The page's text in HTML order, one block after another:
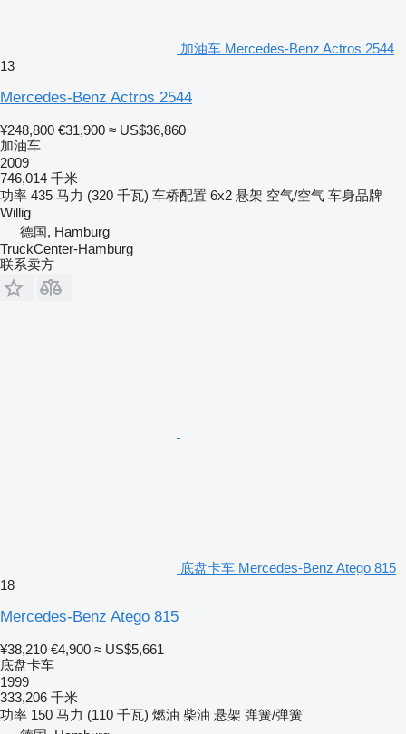
加油车 Mercedes-Benz Actros 2544
13
Mercedes-Benz Actros 2544
¥248,800 €31,900 ≈ US$36,860
加油车
2009
746,014 千米
功率 435 马力 (320 千瓦) 车桥配置 6x2 悬架 空气/空气 车身品牌
Willig
德国, Hamburg
TruckCenter-Hamburg
联系卖方
底盘卡车 Mercedes-Benz Atego 815
18
Mercedes-Benz Atego 815
¥38,210 €4,900 ≈ US$5,661
底盘卡车
1999
333,206 千米
功率 150 马力 (110 千瓦) 燃油 柴油 悬架 弹簧/弹簧